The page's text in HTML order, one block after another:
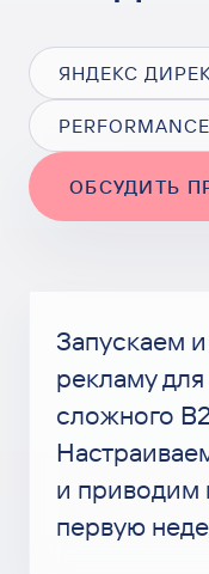
ЯНДЕКС
PERFORMANCE
ОБСУДИТЬ
Запускаем
рекламу
сложного
и приводим
первую